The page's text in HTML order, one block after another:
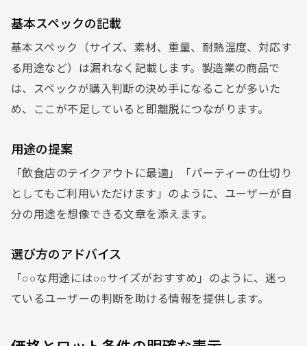
基本スペックの記載
基本スペック（サイズ、素材、重量、耐熱温度、対応す
る用途など）は漏れなく記載します。製造業の商品で
は、スペックが購入判断の決め手になることが多いた
め、ここが不足していると即離脱につながります。
用途の提案
「飲食店のテイクアウトに最適」「パーティーの仕切り
としてもご利用いただけます」のように、ユーザーが自
分の用途を想像できる文章を添えます。
選び方のアドバイス
「○○な用途には○○サイズがおすすめ」のように、迷っ
ているユーザーの判断を助ける情報を提供します。